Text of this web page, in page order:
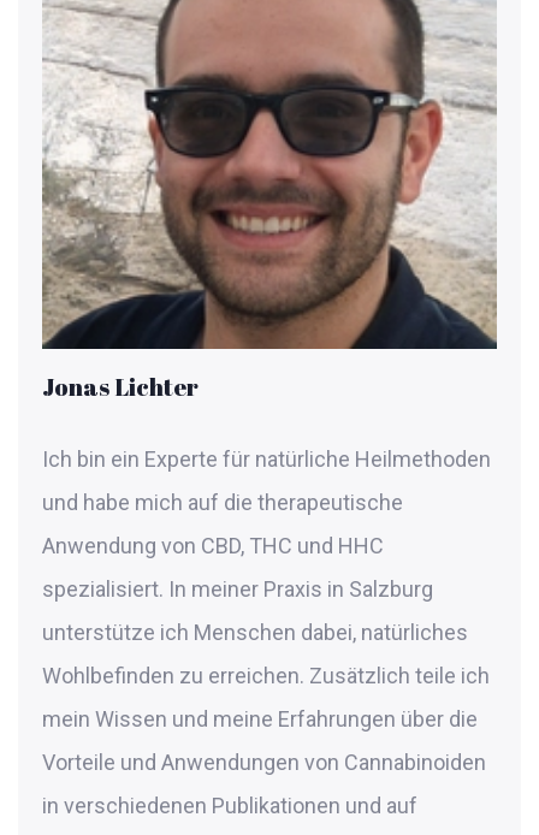
Jonas Lichter
Ich bin ein Experte für natürliche Heilmethoden
und habe mich auf die therapeutische
Anwendung von CBD, THC und HHC
spezialisiert. In meiner Praxis in Salzburg
unterstütze ich Menschen dabei, natürliches
Wohlbefinden zu erreichen. Zusätzlich teile ich
mein Wissen und meine Erfahrungen über die
Vorteile und Anwendungen von Cannabinoiden
in verschiedenen Publikationen und auf